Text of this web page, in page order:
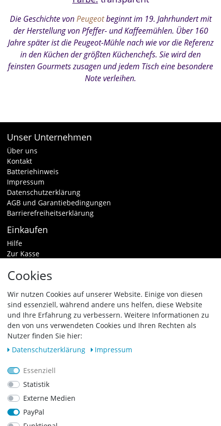
Die Geschichte vonPeugeotbeginnt im 19. Jahrhundert mit
der Herstellung von Pfeffer- und Kaffeemühlen. Über 160
Jahre später ist die Peugeot-Mühle nach wie vor die Referenz
in den Küchen der größten Küchenchefs. Sie wird den
feinsten Gourmets zusagen und jedem Tisch eine besondere
Note verleihen.
Unser Unternehmen
Über uns
Kontakt
Batteriehinweis
Impressum
Datenschutzerklärung
AGB und Garantiebedingungen
Barrierefreiheitserklärung
Einkaufen
Hilfe
Zur Kasse
Zahlungsarten & Versand
Vertrag widerrufen
Zahlungsarten
Cookies
Wir nutzen Cookies auf unserer Website. Einige von diesen
sind essenziell, während andere uns helfen, diese Website
und Ihre Erfahrung zu verbessern. Weitere Informationen zu
den von uns verwendeten Cookies und Ihren Rechten als
Nutzer finden Sie hier:
Daten­schutz­erklärung
Impressum
Essenziell
Statistik
Externe Medien
PayPal